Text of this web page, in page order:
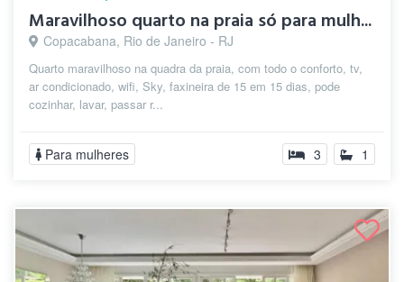
Maravilhoso quarto na praia só para mulh...
Copacabana, Rio de Janeiro - RJ
Quarto maravilhoso na quadra da praia, com todo o conforto, tv,
ar condicionado, wifi, Sky, faxineira de 15 em 15 dias, pode
cozinhar, lavar, passar r...
Para mulheres 3 1